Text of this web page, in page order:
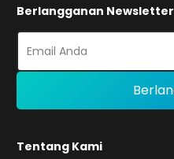
Berlangganan Newsletter
Tentang Kami